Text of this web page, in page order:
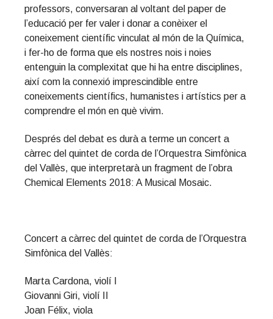
professors, conversaran al voltant del paper de
l’educació per fer valer i donar a conèixer el
coneixement científic vinculat al món de la Química,
i fer-ho de forma que els nostres nois i noies
entenguin la complexitat que hi ha entre disciplines,
així com la connexió imprescindible entre
coneixements científics, humanistes i artístics per a
comprendre el món en què vivim.
Després del debat es durà a terme un concert a
càrrec del quintet de corda de l’Orquestra Simfònica
del Vallès, que interpretarà un fragment de l’obra
Chemical Elements 2018: A Musical Mosaic.
Concert a càrrec del quintet de corda de l’Orquestra
Simfònica del Vallès:
Marta Cardona, violí I
Giovanni Giri, violí II
Joan Félix, viola